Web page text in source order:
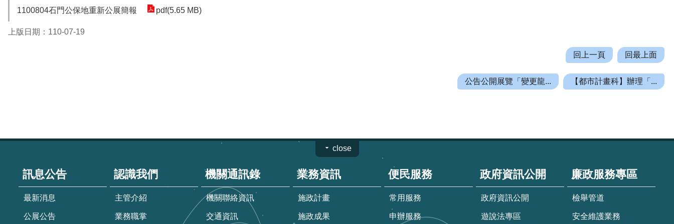
1100804石門公保地重新公展簡報 pdf(5.65 MB)
上版日期：110-07-19
回上一頁 回最上面
公告公開展覽「變更龍... 【都市計畫科】辦理「...
close
訊息公告
最新消息
公展公告
認識我們
主管介紹
業務職掌
機關通訊錄
機關聯絡資訊
交通資訊
業務資訊
施政計畫
施政成果
便民服務
常用服務
申辦服務
政府資訊公開
政府資訊公開
遊說法專區
廉政服務專區
檢舉管道
安全維護業務